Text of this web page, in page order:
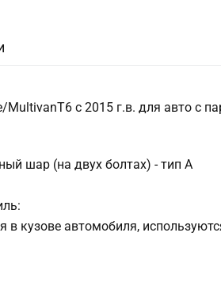
MultivanT6 с 2015 г.в. для авто с
шар (на двух болтах) - тип А
в кузове автомобиля,